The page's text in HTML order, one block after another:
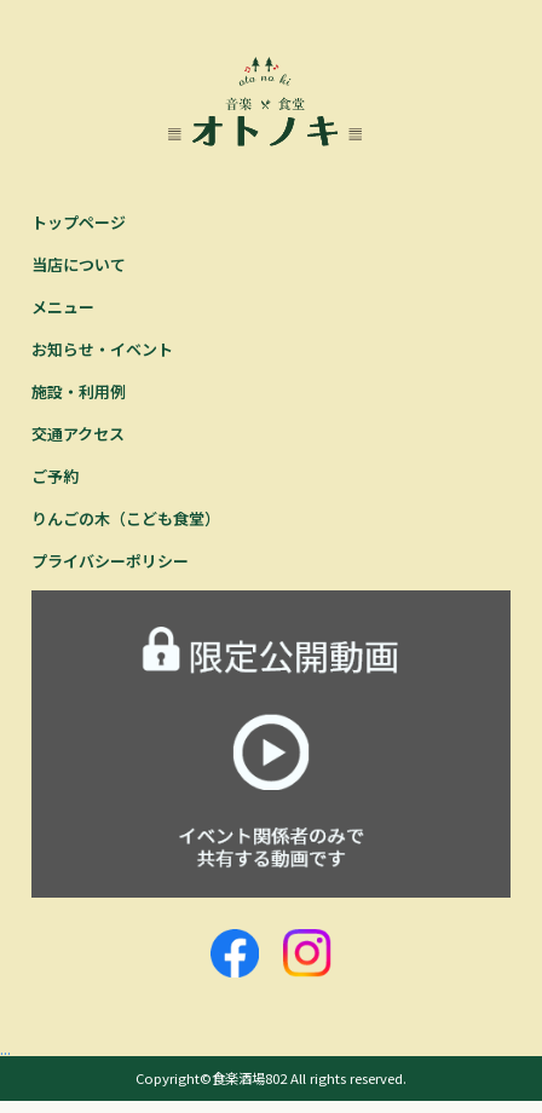
トップページ
当店について
メニュー
お知らせ・イベント
施設・利用例
交通アクセス
ご予約
りんごの木（こども食堂）
プライバシーポリシー
...
Copyright©食楽酒場802 All rights reserved.